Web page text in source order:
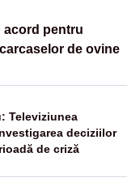
acord pentru
de ovine
Televiziunea
deciziilor
de criză